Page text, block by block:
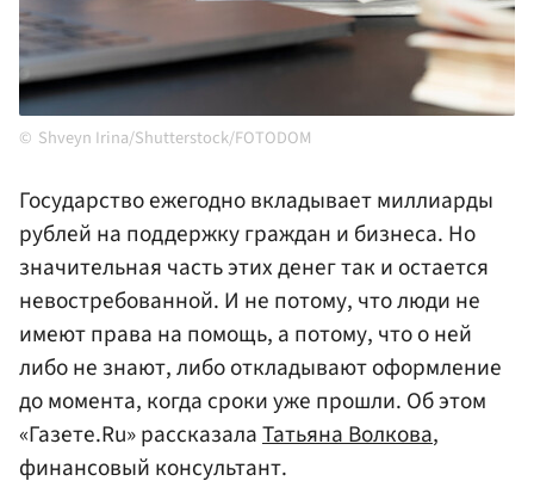
Shveyn Irina/Shutterstock/FOTODOM
Государство ежегодно вкладывает миллиарды
рублей на поддержку граждан и бизнеса. Но
значительная часть этих денег так и остается
невостребованной. И не потому, что люди не
имеют права на помощь, а потому, что о ней
либо не знают, либо откладывают оформление
до момента, когда сроки уже прошли. Об этом
«Газете.Ru» рассказалаТатьяна Волкова,
финансовый консультант.